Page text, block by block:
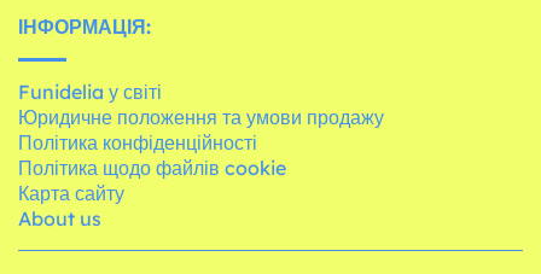
ІНФОРМАЦІЯ:
Funidelia у світі
Юридичне положення та умови продажу
Політика конфіденційності
Політика щодо файлів cookie
Карта сайту
About us